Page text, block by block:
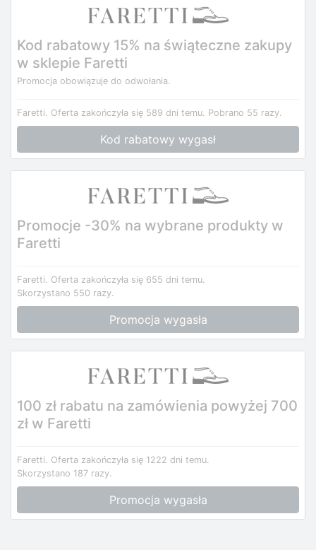
Kod rabatowy 15% na świąteczne zakupy
w sklepie Faretti
Promocja obowiązuje do odwołania.
Faretti. Oferta zakończyła się 589 dni temu. Pobrano 55 razy.
Kod rabatowy wygasł
Promocje -30% na wybrane produkty w
Faretti
Faretti. Oferta zakończyła się 655 dni temu.
Skorzystano 550 razy.
Promocja wygasła
100 zł rabatu na zamówienia powyżej 700
zł w Faretti
Faretti. Oferta zakończyła się 1222 dni temu.
Skorzystano 187 razy.
Promocja wygasła